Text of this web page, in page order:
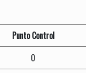
Punto Control
0